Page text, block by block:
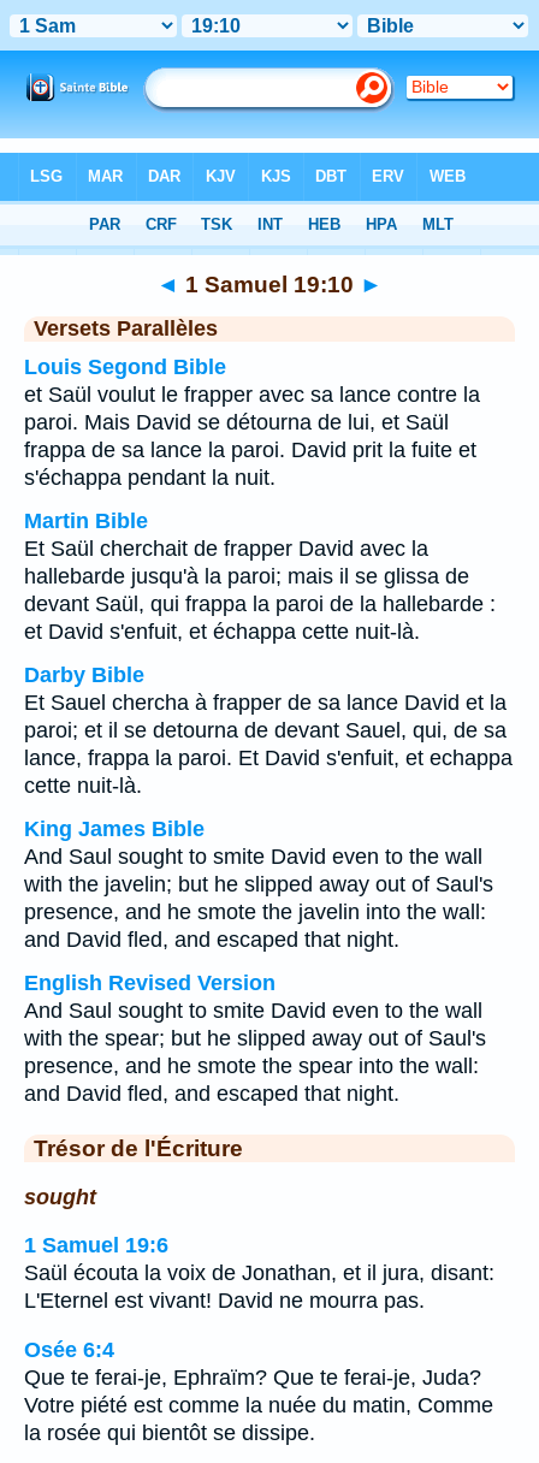
Chapitre 19 > Verset 10
◄ 1 Samuel 19:10 ►
Versets Parallèles
Louis Segond Bible
et Saül voulut le frapper avec sa lance contre la
paroi. Mais David se détourna de lui, et Saül
frappa de sa lance la paroi. David prit la fuite et
s'échappa pendant la nuit.
Martin Bible
Et Saül cherchait de frapper David avec la
hallebarde jusqu'à la paroi; mais il se glissa de
devant Saül, qui frappa la paroi de la hallebarde :
et David s'enfuit, et échappa cette nuit-là.
Darby Bible
Et Sauel chercha à frapper de sa lance David et la
paroi; et il se detourna de devant Sauel, qui, de sa
lance, frappa la paroi. Et David s'enfuit, et echappa
cette nuit-là.
King James Bible
And Saul sought to smite David even to the wall
with the javelin; but he slipped away out of Saul's
presence, and he smote the javelin into the wall:
and David fled, and escaped that night.
English Revised Version
And Saul sought to smite David even to the wall
with the spear; but he slipped away out of Saul's
presence, and he smote the spear into the wall:
and David fled, and escaped that night.
Trésor de l'Écriture
sought
1 Samuel 19:6
Saül écouta la voix de Jonathan, et il jura, disant:
L'Eternel est vivant! David ne mourra pas.
Osée 6:4
Que te ferai-je, Ephraïm? Que te ferai-je, Juda?
Votre piété est comme la nuée du matin, Comme
la rosée qui bientôt se dissipe.